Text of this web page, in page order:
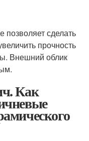
позволяет сделать
прочность
Внешний облик
Как